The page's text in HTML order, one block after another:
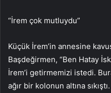
“İrem çok mutluydu”
Küçük İrem’in annesine
Başdeğirmen, “Ben Hatay
İrem’i getirmemizi istedi.
ağır bir kolonun altına